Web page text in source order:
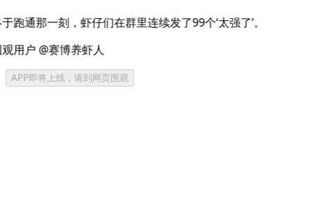
跑通那一刻，虾仔们在群里连续发了99个‘太强了’。
用户 @赛博养虾人
APP即将上线，请到网页围观